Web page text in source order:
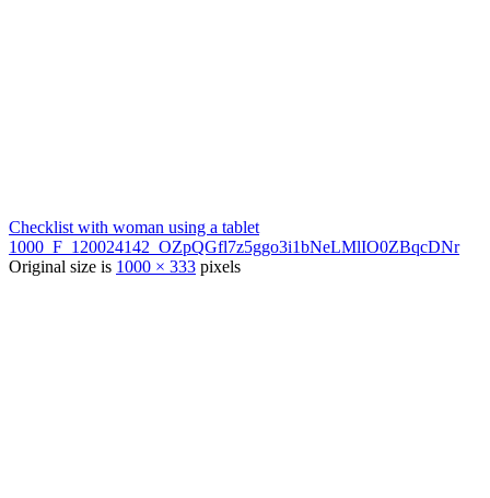
Checklist with woman using a tablet
1000_F_120024142_OZpQGfl7z5ggo3i1bNeLMlIO0ZBqcDNr
Original size is 1000 × 333 pixels